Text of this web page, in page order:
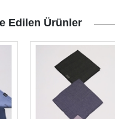
Edilen Ürünler